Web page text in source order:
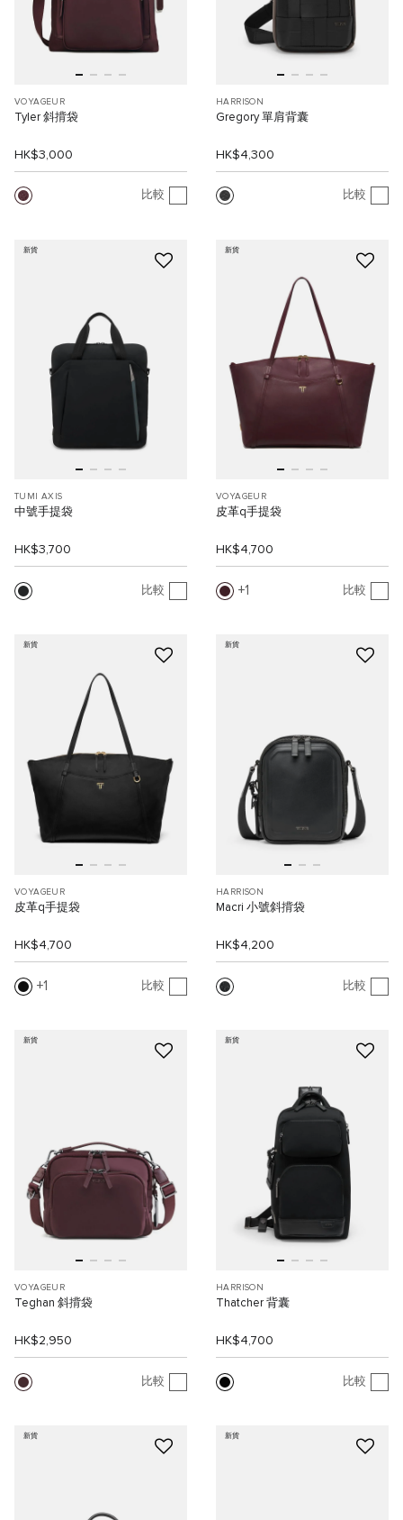
VOYAGEUR
Tyler 斜揹袋
HK$3,000
比較
HARRISON
Gregory 單肩背囊
HK$4,300
比較
新貨
TUMI AXIS
中號手提袋
HK$3,700
比較
新貨
VOYAGEUR
皮革q手提袋
HK$4,700
1 比較
新貨
VOYAGEUR
皮革q手提袋
HK$4,700
1 比較
新貨
HARRISON
Macri 小號斜揹袋
HK$4,200
比較
新貨
VOYAGEUR
Teghan 斜揹袋
HK$2,950
比較
新貨
HARRISON
Thatcher 背囊
HK$4,700
比較
新貨 新貨